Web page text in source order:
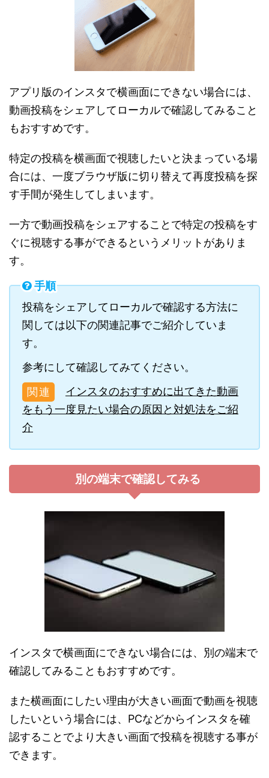
アプリ版のインスタで横画面にできない場合には、
動画投稿をシェアしてローカルで確認してみること
もおすすめです。
特定の投稿を横画面で視聴したいと決まっている場
合には、一度ブラウザ版に切り替えて再度投稿を探
す手間が発生してしまいます。
一方で動画投稿をシェアすることで特定の投稿をす
ぐに視聴する事ができるというメリットがありま
す。
手順
投稿をシェアしてローカルで確認する方法に
関しては以下の関連記事でご紹介していま
す。
参考にして確認してみてください。
インスタのおすすめに出てきた動画
をもう一度見たい場合の原因と対処法をご紹
介
別の端末で確認してみる
インスタで横画面にできない場合には、別の端末で
確認してみることもおすすめです。
また横画面にしたい理由が大きい画面で動画を視聴
したいという場合には、PCなどからインスタを確
認することでより大きい画面で投稿を視聴する事が
できます。